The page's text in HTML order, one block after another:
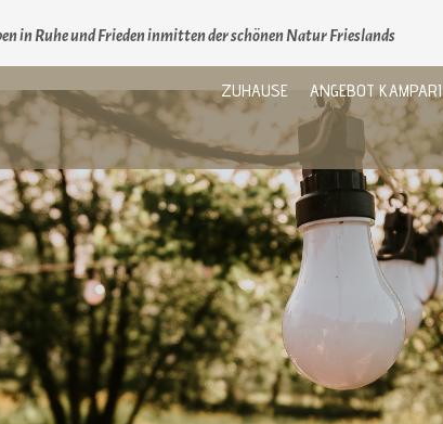
in Ruhe und Frieden inmitten der schönen Natur Frieslands
ZUHAUSE ANGEBOT KAMPARI